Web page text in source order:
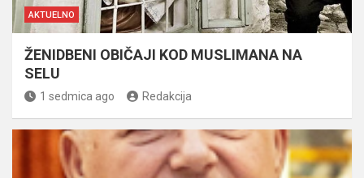
AKTUELNO
ŽENIDBENI OBIČAJI KOD MUSLIMANA NA
SELU
1 sedmica ago Redakcija